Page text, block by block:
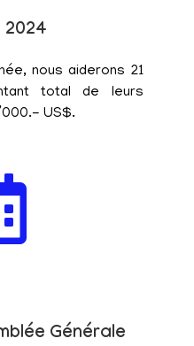
2024
nous aiderons 21
total de leurs
US$.
Générale